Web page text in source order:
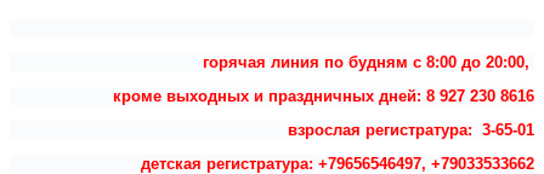
горячая линия по будням с 8:00 до 20:00,
кроме выходных и праздничных дней: 8 927 230 8616
взрослая регистратура: 3-65-01
детская регистратура: +79656546497, +79033533662